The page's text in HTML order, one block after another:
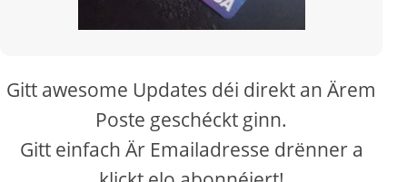
Gitt awesome Updates déi direkt an Ärem
Poste geschéckt ginn.
Gitt einfach Är Emailadresse drënner a